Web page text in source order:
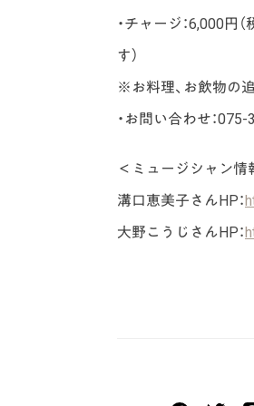
・チャージ：6,000
す）
※お料理、お飲物の
・お問い合わせ：
＜ミュージシャン情
溝口恵美子さんHP：
大野こうじさんHP：